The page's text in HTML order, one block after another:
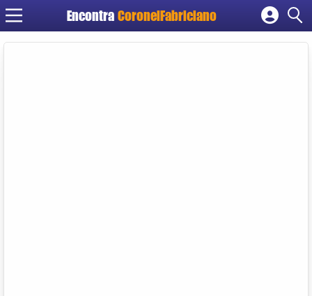
Encontra CoronelFabriciano
Cadastrar empresa